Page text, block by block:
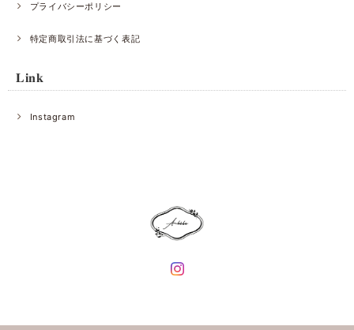
プライバシーポリシー
特定商取引法に基づく表記
𝐋𝐢𝐧𝐤
Instagram